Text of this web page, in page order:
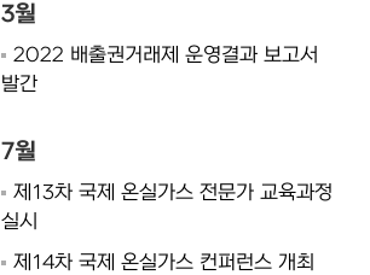
3월
2022 배출권거래제 운영결과 보고서
발간
7월
제13차 국제 온실가스 전문가 교육과정
실시
제14차 국제 온실가스 컨퍼런스 개최